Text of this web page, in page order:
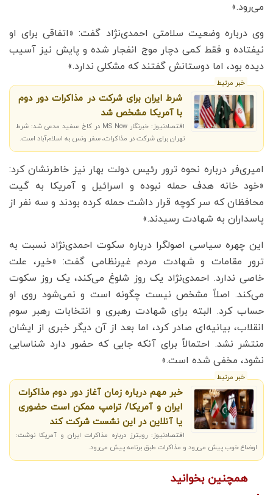
می‌رود.»
وی درباره وضعیت سلامتی احمدی‌نژاد گفت: «اتفاقی برای او
نیفتاده و فقط کمی دچار موج انفجار شده و پایش نیز آسیب
دیده بود، اما دوستانش گفتند که مشکلی ندارد.»
خبر مرتبط
شرط ایران برای شرکت در مذاکرات دور دوم
با آمریکا مشخص شد
اقتصادنیوز: خبرنگار MS Now در کاخ سفید مدعی شد: شرط
تهران برای شرکت در مذاکرات، سفر ونس به اسلام‌آباد است.
امیری‌فر درباره نحوه ترور رئیس دولت بهار نیز خاطرنشان کرد:
«خود خانه هدف حمله نبوده و اسرائیل و آمریکا به گیت
محافظان که سر کوچه قرار داشت حمله کرده بودند و سه نفر از
پاسداران به شهادت رسیدند.»
این چهره سیاسی اصولگرا درباره سکوت احمدی‌نژاد نسبت به
ترور مقامات و شهادت مردم غیرنظامی گفت: «خیر، علت
خاصی ندارد. احمدی‌نژاد یک روز شلوغ می‌کند، یک روز سکوت
می‌کند. اصلاً مشخص نیست چگونه است و نمی‌شود روی او
حساب کرد. البته برای شهادت رهبری و انتخابات رهبر سوم
انقلاب، بیانیه‌ای صادر کرد، اما بعد از آن دیگر خبری از ایشان
منتشر نشد. احتمالاً برای آنکه جایی که حضور دارد شناسایی
نشود، مخفی شده است.»
خبر مرتبط
خبر مهم درباره زمان آغاز دور دوم مذاکرات
ایران و آمریکا/ ترامپ ممکن است حضوری
یا آنلاین در این نشست شرکت کند
اقتصادنیوز: رویترز درباره مذاکرات ایران و آمریکا نوشت:
اوضاع خوب پیش می‌رود و مذاکرات طبق برنامه پیش می‌رود.
همچنین بخوانید